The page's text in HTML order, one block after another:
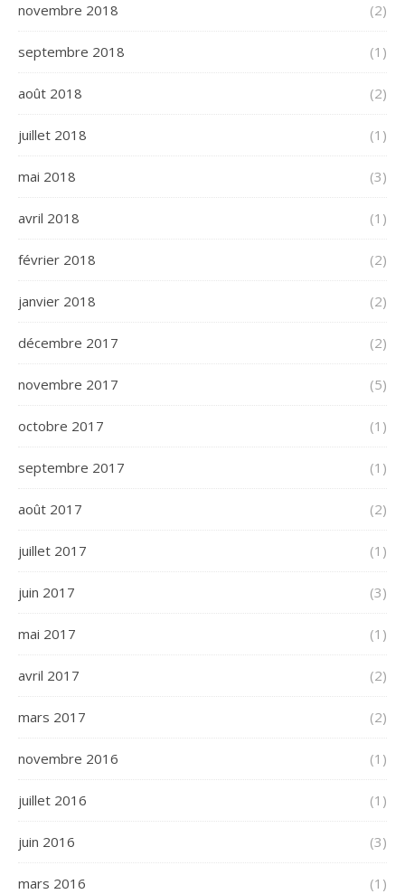
novembre 2018 (2)
septembre 2018 (1)
août 2018 (2)
juillet 2018 (1)
mai 2018 (3)
avril 2018 (1)
février 2018 (2)
janvier 2018 (2)
décembre 2017 (2)
novembre 2017 (5)
octobre 2017 (1)
septembre 2017 (1)
août 2017 (2)
juillet 2017 (1)
juin 2017 (3)
mai 2017 (1)
avril 2017 (2)
mars 2017 (2)
novembre 2016 (1)
juillet 2016 (1)
juin 2016 (3)
mars 2016 (1)